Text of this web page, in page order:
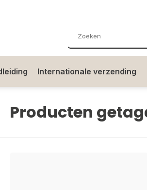
Internationale verzending
Producten